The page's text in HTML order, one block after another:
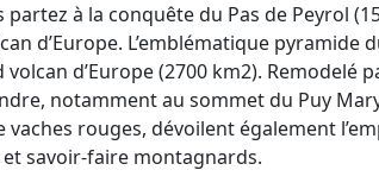
à la conquête du Pas de Peyrol
d’Europe. L’emblématique pyramide
d’Europe (2700 km2). Remodelé
notamment au sommet du Puy
rouges, dévoilent également
savoir-faire montagnards.